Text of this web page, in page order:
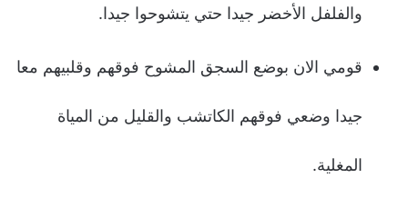
والفلفل الأخضر جيدا حتي يتشوحوا جيدا.
قومي الان بوضع السجق المشوح فوقهم وقلبيهم معا
جيدا وضعي فوقهم الكاتشب والقليل من المياة
المغلية.